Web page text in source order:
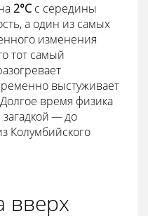
2°C с середины
а один из самых
изменения
тот самый
выстуживает
время физика
загадкой — до
Колумбийского
вверх